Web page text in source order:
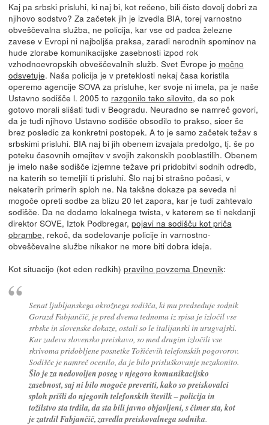
Kaj pa srbski prisluhi, ki naj bi, kot rečeno, bili čisto dovolj dobri za
njihovo sodstvo? Za začetek jih je izvedla BIA, torej varnostno
obveščevalna služba, ne policija, kar vse od padca železne
zavese v Evropi ni najboljša praksa, zaradi nerodnih spominov na
hude zlorabe komunikacijske zasebnosti izpod rok
vzhodnoevropskih obveščevalnih služb. Svet Evrope jo močno
odsvetuje. Naša policija je v preteklosti nekaj časa koristila
operemo agencije SOVA za prisluhe, ker svoje ni imela, pa je naše
Ustavno sodišče l. 2005 to razgonilo tako silovito, da so pok
gotovo morali slišati tudi v Beogradu. Neuradno se namreč govori,
da je tudi njihovo Ustavno sodišče obsodilo to prakso, sicer še
brez posledic za konkretni postopek. A to je samo začetek težav s
srbskimi prisluhi. BIA naj bi jih obenem izvajala predolgo, tj. še po
poteku časovnih omejitev v svojih zakonskih pooblastilih. Obenem
je imelo naše sodišče izjemne težave pri pridobitvi sodnih odredb,
na katerih so temeljili ti prisluhi. Šlo naj bi strašno počasi, v
nekaterih primerih sploh ne. Na takšne dokaze pa seveda ni
mogoče opreti sodbe za blizu 20 let zapora, kar je tudi zahtevalo
sodišče. Da ne dodamo lokalnega twista, v katerem se ti nekdanji
direktor SOVE, Iztok Podbregar, pojavi na sodišču kot priča
obrambe, rekoč, da sodelovanje policije in varnostno-
obveščevalne službe nikakor ne more biti dobra ideja.
Kot situacijo (kot eden redkih) pravilno povzema Dnevnik:
Senat ljubljanskega okrožnega sodišča, ki mu predseduje sodnik
Gorazd Fabjančič, je pred dvema tednoma iz spisa je izločil vse
srbske in slovenske dokaze, ostali so le italijanski in urugvajski.
Kar zadeva slovensko preiskavo, so med drugim izločili vse
skrivoma pridobljene posnetke Tošićevih telefonskih pogovorov.
Sodišče je namreč ocenilo, da je bilo prisluškovanje nezakonito.
Šlo je za nedovoljen poseg v njegovo komunikacijsko
zasebnost, saj ni bilo mogoče preveriti, kako so preiskovalci
sploh prišli do njegovih telefonskih številk – policija in
tožilstvo sta trdila, da sta bili javno objavljeni, s čimer sta, kot
je zatrdil Fabjančič, zavedla preiskovalnega sodnika.